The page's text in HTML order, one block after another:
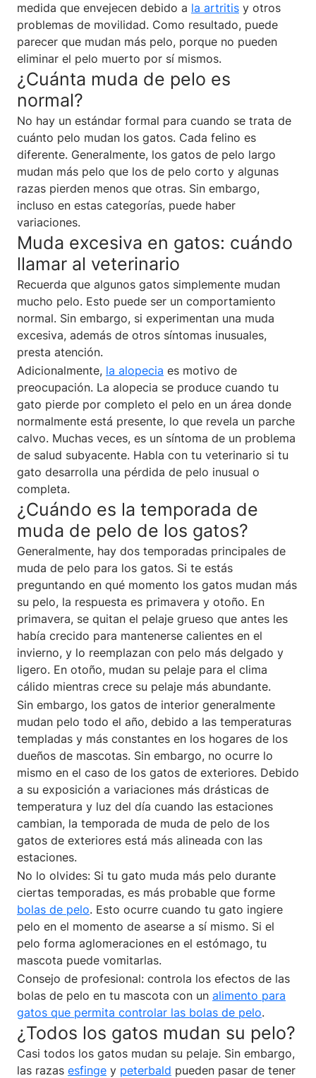
medida que envejecen debido a la artritis y otros
problemas de movilidad. Como resultado, puede
parecer que mudan más pelo, porque no pueden
eliminar el pelo muerto por sí mismos.
¿Cuánta muda de pelo es
normal?
No hay un estándar formal para cuando se trata de
cuánto pelo mudan los gatos. Cada felino es
diferente. Generalmente, los gatos de pelo largo
mudan más pelo que los de pelo corto y algunas
razas pierden menos que otras. Sin embargo,
incluso en estas categorías, puede haber
variaciones.
Muda excesiva en gatos: cuándo
llamar al veterinario
Recuerda que algunos gatos simplemente mudan
mucho pelo. Esto puede ser un comportamiento
normal. Sin embargo, si experimentan una muda
excesiva, además de otros síntomas inusuales,
presta atención.
Adicionalmente, la alopecia es motivo de
preocupación. La alopecia se produce cuando tu
gato pierde por completo el pelo en un área donde
normalmente está presente, lo que revela un parche
calvo. Muchas veces, es un síntoma de un problema
de salud subyacente. Habla con tu veterinario si tu
gato desarrolla una pérdida de pelo inusual o
completa.
¿Cuándo es la temporada de
muda de pelo de los gatos?
Generalmente, hay dos temporadas principales de
muda de pelo para los gatos. Si te estás
preguntando en qué momento los gatos mudan más
su pelo, la respuesta es primavera y otoño. En
primavera, se quitan el pelaje grueso que antes les
había crecido para mantenerse calientes en el
invierno, y lo reemplazan con pelo más delgado y
ligero. En otoño, mudan su pelaje para el clima
cálido mientras crece su pelaje más abundante.
Sin embargo, los gatos de interior generalmente
mudan pelo todo el año, debido a las temperaturas
templadas y más constantes en los hogares de los
dueños de mascotas. Sin embargo, no ocurre lo
mismo en el caso de los gatos de exteriores. Debido
a su exposición a variaciones más drásticas de
temperatura y luz del día cuando las estaciones
cambian, la temporada de muda de pelo de los
gatos de exteriores está más alineada con las
estaciones.
No lo olvides: Si tu gato muda más pelo durante
ciertas temporadas, es más probable que forme
bolas de pelo. Esto ocurre cuando tu gato ingiere
pelo en el momento de asearse a sí mismo. Si el
pelo forma aglomeraciones en el estómago, tu
mascota puede vomitarlas.
Consejo de profesional: controla los efectos de las
bolas de pelo en tu mascota con un alimento para
gatos que permita controlar las bolas de pelo.
¿Todos los gatos mudan su pelo?
Casi todos los gatos mudan su pelaje. Sin embargo,
las razas esfinge y peterbald pueden pasar de tener